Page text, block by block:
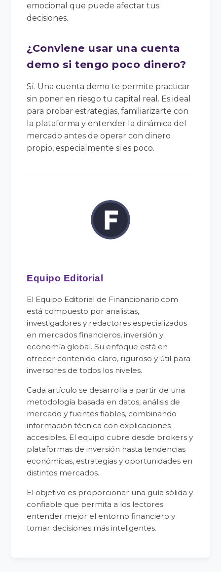
emocional que puede afectar tus
decisiones.
¿Conviene usar una cuenta
demo si tengo poco dinero?
Sí. Una cuenta demo te permite practicar
sin poner en riesgo tu capital real. Es ideal
para probar estrategias, familiarizarte con
la plataforma y entender la dinámica del
mercado antes de operar con dinero
propio, especialmente si es poco.
Equipo Editorial
El Equipo Editorial de Financionario.com
está compuesto por analistas,
investigadores y redactores especializados
en mercados financieros, inversión y
economía global. Su enfoque está en
ofrecer contenido claro, riguroso y útil para
inversores de todos los niveles.
Cada artículo se desarrolla a partir de una
metodología basada en datos, análisis de
mercado y fuentes fiables, combinando
información técnica con explicaciones
accesibles. El equipo cubre desde brokers y
plataformas de inversión hasta tendencias
económicas, estrategias y oportunidades en
distintos mercados.
El objetivo es proporcionar una guía sólida y
confiable que permita a los lectores
entender mejor el entorno financiero y
tomar decisiones más inteligentes.